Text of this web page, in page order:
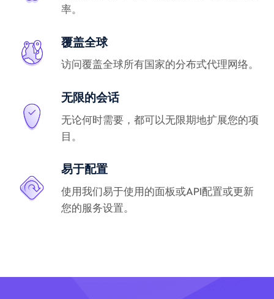
率。
覆盖全球
访问覆盖全球所有国家的分布式代理网络。
无限的会话
无论何时需要，都可以无限期地扩展您的项
目。
易于配置
使用我们易于使用的面板或API配置或更新
您的服务设置。